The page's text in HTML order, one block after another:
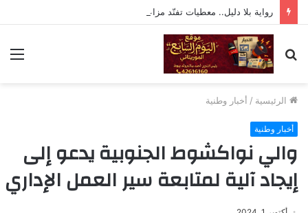
رواية بلا دليل.. معطيات تفنّد مزاعم «مراقبة» تحركات ولد حدمين
بحث
عن
الرئيسية / أخبار وطنية
أخبار وطنية
والي نواكشوط الجنوبية يدعو إلى
إيجاد آلية لمتابعة سير العمل الإداري